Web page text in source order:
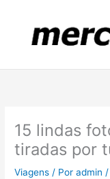
15 lindas
tiradas por
Viagens / Poradmin